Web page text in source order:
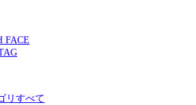
FACE
リすべて